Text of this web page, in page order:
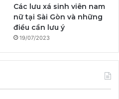
Các lưu xá sinh viên nam
nữ tại Sài Gòn và những
điều cần lưu ý
19/07/2023